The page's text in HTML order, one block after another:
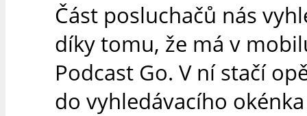
Část posluchačů nás
díky tomu, že má v
Podcast Go. V ní stačí
do vyhledávacího